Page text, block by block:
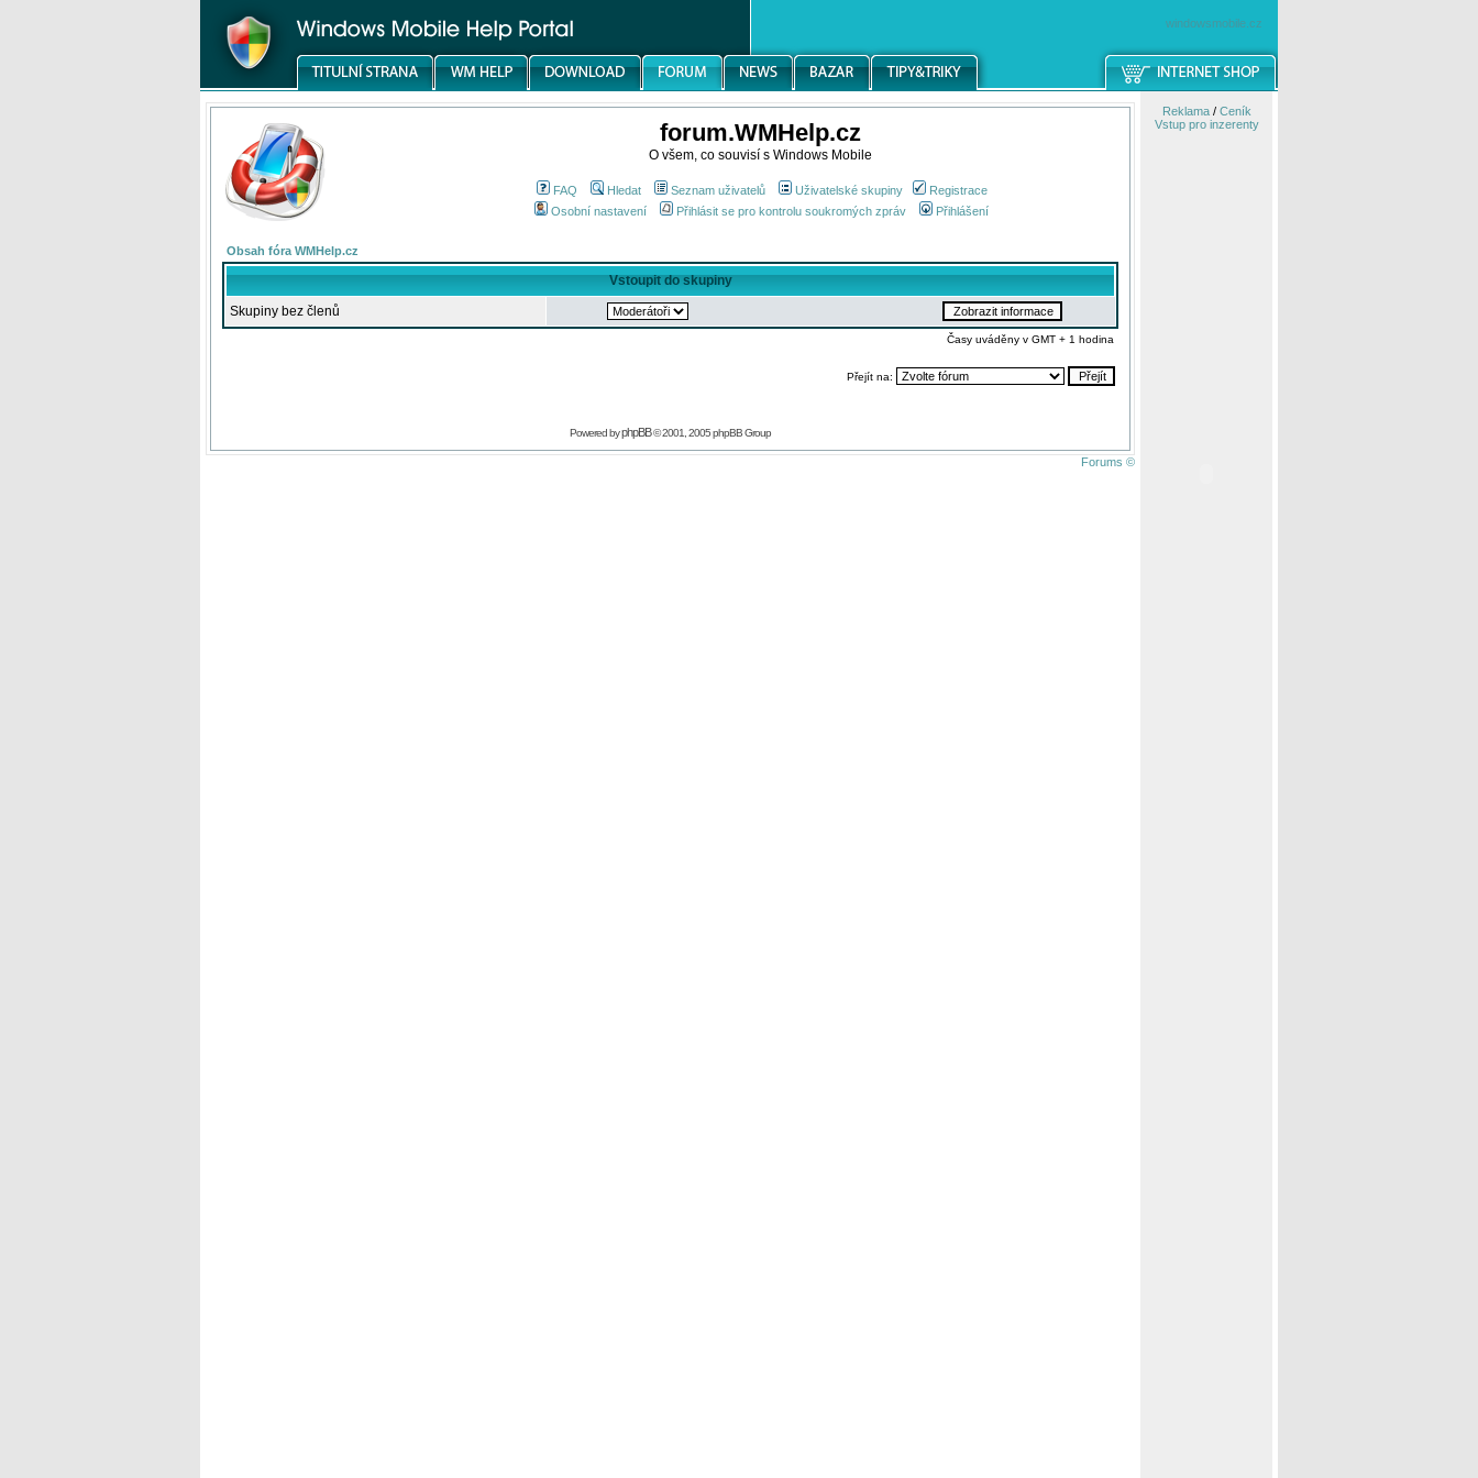
windowsmobile.cz
forum.WMHelp.cz
O všem, co souvisí s Windows Mobile
FAQ Hledat Seznam uživatelů Uživatelské skupiny
Registrace
Osobní nastavení
Přihlásit se pro kontrolu soukromých zpráv Přihlášení
Obsah fóra WMHelp.cz
Vstoupit do skupiny
Skupiny bez členů
Časy uváděny v GMT + 1 hodina
Přejít na:
Powered byphpBB© 2001, 2005 phpBB Group
Forums ©
Reklama/ Ceník
Vstup pro inzerenty